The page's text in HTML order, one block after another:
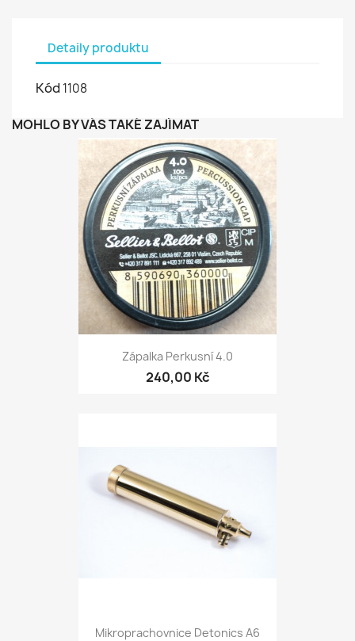
Detaily produktu
Kód 1108
MOHLO BY VÁS TAKÉ ZAJÍMAT
Zápalka Perkusní 4.0
240,00 Kč
Mikroprachovnice Detonics A6